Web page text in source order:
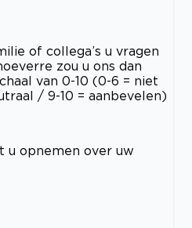
of collega’s u vragen
zou u ons dan
van 0-10 (0-6 = niet
/ 9-10 = aanbevelen)
u opnemen over uw